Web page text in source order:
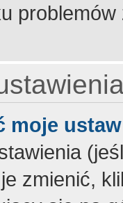
moje
zmienić,